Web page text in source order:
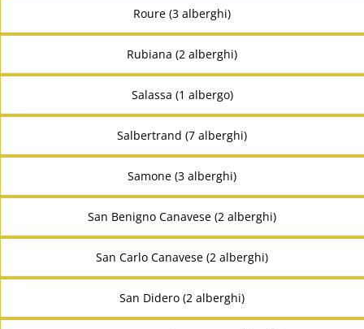
Roure (3 alberghi)
Rubiana (2 alberghi)
Salassa (1 albergo)
Salbertrand (7 alberghi)
Samone (3 alberghi)
San Benigno Canavese (2 alberghi)
San Carlo Canavese (2 alberghi)
San Didero (2 alberghi)